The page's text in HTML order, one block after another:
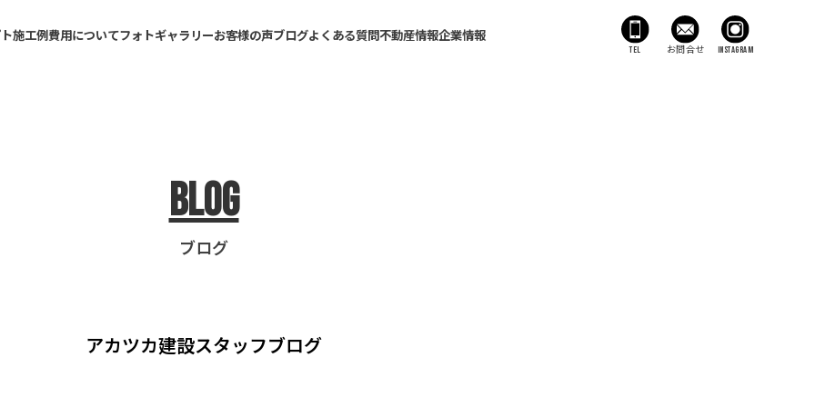
施工例費用についてフォトギャラリーお客様の声ブログよくある質問不動産情報企業情報
TEL お問合せ Instagram
Blog
ブログ
アカツカ建設スタッフブログ